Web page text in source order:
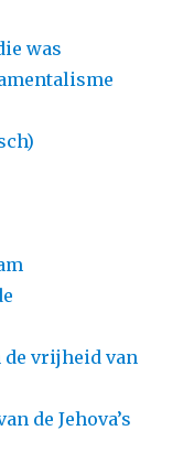
was
de vrijheid van
de Jehova’s